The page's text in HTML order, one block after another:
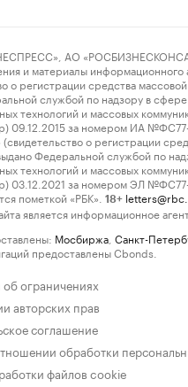
АО
и материалы информационного
о регистрации средства
службой по надзору в сфере
технологий и массовых
09.12.2015 за номером ИА
(свидетельство о регистрации
Федеральной службой по
технологий и массовых
03.12.2021 за номером ЭЛ
пометкой «РБК».
18+
является информационное
Мосбиржа Санкт-
предоставлены Cbonds.
ограничениях
авторских прав
соглашение
обработки
файлов cookie